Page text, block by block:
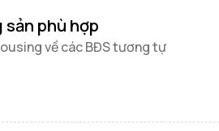
phù hợp
về các BĐS tương tự